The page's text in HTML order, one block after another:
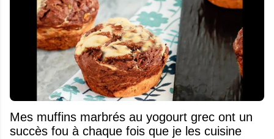
Mes muffins marbrés au yogourt grec ont un
succès fou à chaque fois que je les cuisine